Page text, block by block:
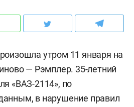
утром 11 января на
— Рэмплер. 35-летний
«ВАЗ-2114», по
в нарушение правил